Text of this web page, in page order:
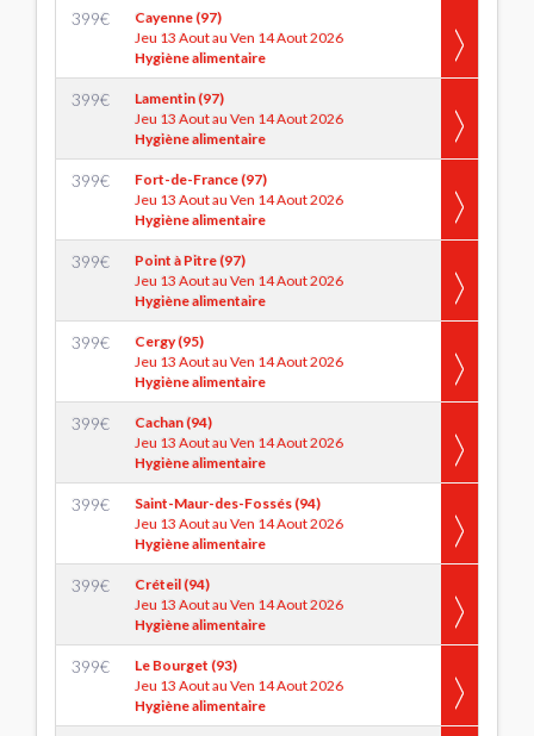
399€
Cayenne (97)
Jeu 13 Aout au Ven 14 Aout 2026
Hygiène alimentaire
399€
Lamentin (97)
Jeu 13 Aout au Ven 14 Aout 2026
Hygiène alimentaire
399€
Fort-de-France (97)
Jeu 13 Aout au Ven 14 Aout 2026
Hygiène alimentaire
399€
Point à Pitre (97)
Jeu 13 Aout au Ven 14 Aout 2026
Hygiène alimentaire
399€
Cergy (95)
Jeu 13 Aout au Ven 14 Aout 2026
Hygiène alimentaire
399€
Cachan (94)
Jeu 13 Aout au Ven 14 Aout 2026
Hygiène alimentaire
399€
Saint-Maur-des-Fossés (94)
Jeu 13 Aout au Ven 14 Aout 2026
Hygiène alimentaire
399€
Créteil (94)
Jeu 13 Aout au Ven 14 Aout 2026
Hygiène alimentaire
399€
Le Bourget (93)
Jeu 13 Aout au Ven 14 Aout 2026
Hygiène alimentaire